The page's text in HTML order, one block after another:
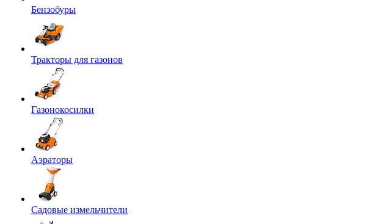
Бензобуры
Тракторы для газонов
Газонокосилки
Аэраторы
Садовые измельчители